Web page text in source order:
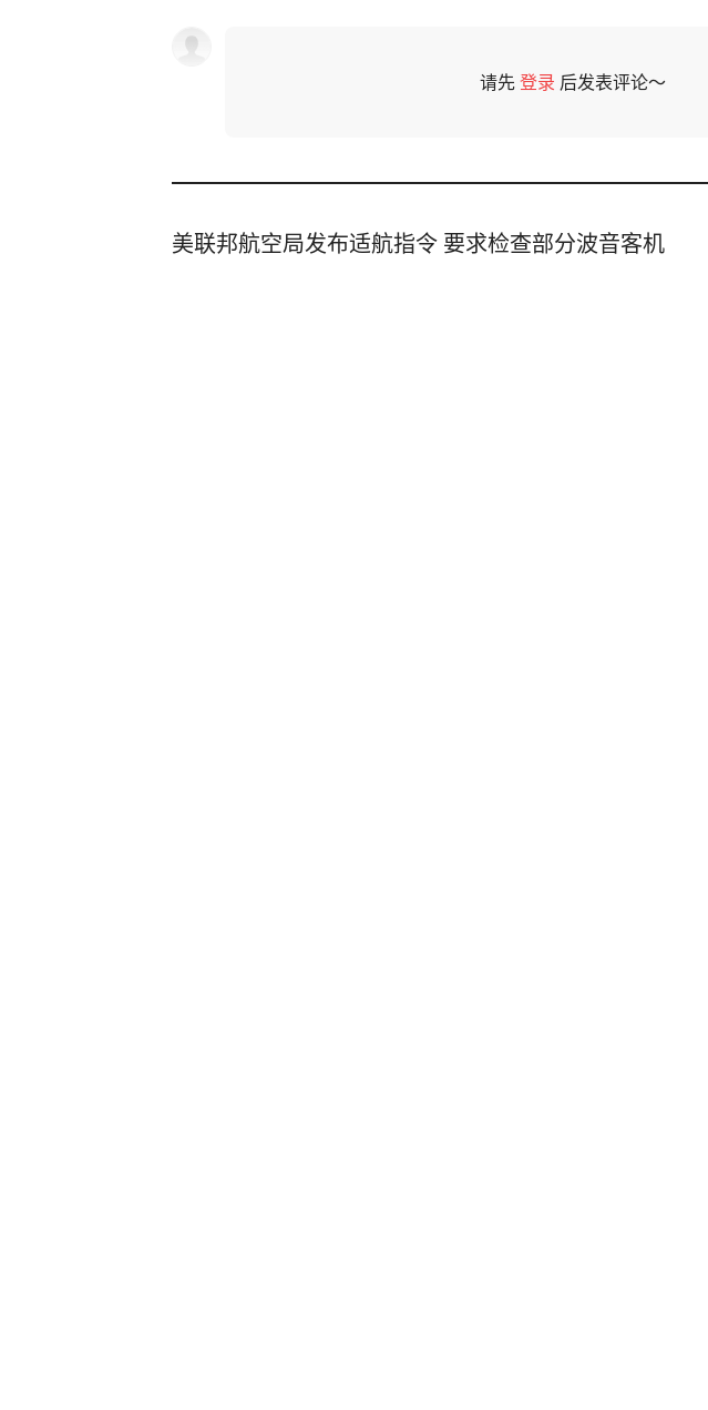
请先登录 后发表评论～
美联邦航空局发布适航指令 要求检查部分波音客机